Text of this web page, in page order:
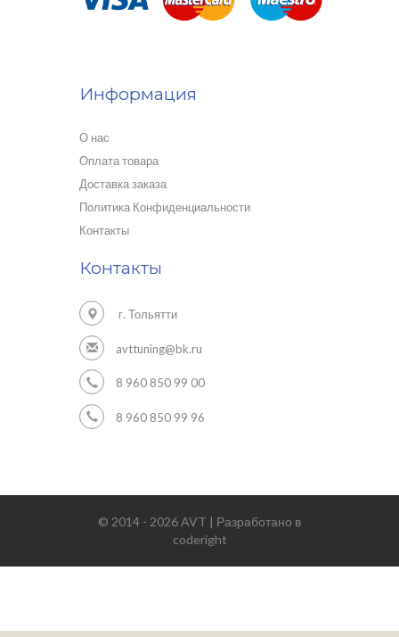
Информация
О нас
Оплата товара
Доставка заказа
Политика Конфиденциальности
Контакты
Контакты
г. Тольятти
avttuning@bk.ru
8 960 850 99 00
8 960 850 99 96
© 2014 - 2026 AVT | Разработано в
coderight